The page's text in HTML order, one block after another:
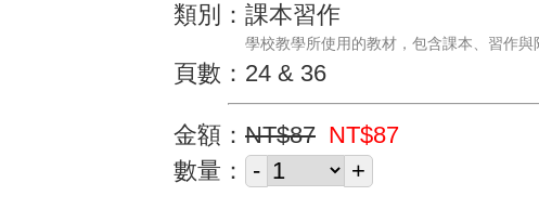
類別：課本習作
學校教學所使用的教材，包含課本、習作
頁數：24 & 36
金額： NT$87 NT$87
數量：